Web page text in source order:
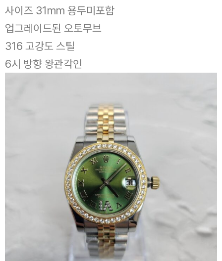
사이즈 31mm 용두미포함
업그레이드된 오토무브
316 고강도 스틸
6시 방향 왕관각인